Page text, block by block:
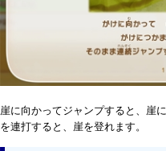
崖に向かってジャンプすると、崖
を連打すると、崖を登れます。